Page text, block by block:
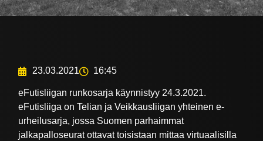
23.03.2021 16:45
eFutisliigan runkosarja käynnistyy 24.3.2021.
eFutisliiga on Telian ja Veikkausliigan yhteinen e-
urheilusarja, jossa Suomen parhaimmat
jalkapalloseurat ottavat toisistaan mittaa virtuaalisilla